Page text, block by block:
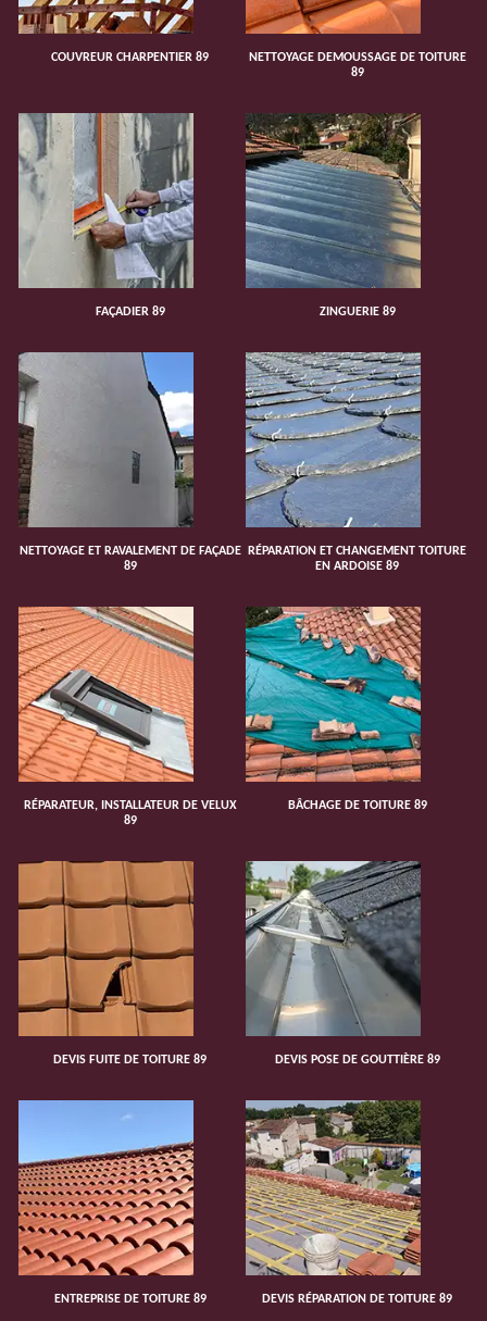
COUVREUR CHARPENTIER 89
NETTOYAGE DEMOUSSAGE DE TOITURE
89
FAÇADIER 89 ZINGUERIE 89
NETTOYAGE ET RAVALEMENT DE FAÇADE
89
RÉPARATION ET CHANGEMENT TOITURE
EN ARDOISE 89
RÉPARATEUR, INSTALLATEUR DE VELUX
89
BÂCHAGE DE TOITURE 89
DEVIS FUITE DE TOITURE 89 DEVIS POSE DE GOUTTIÈRE 89
ENTREPRISE DE TOITURE 89 DEVIS RÉPARATION DE TOITURE 89